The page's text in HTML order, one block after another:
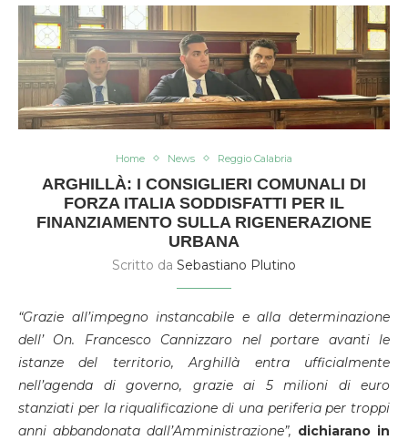
Home News Reggio Calabria
ARGHILLÀ: I CONSIGLIERI COMUNALI DI
FORZA ITALIA SODDISFATTI PER IL
FINANZIAMENTO SULLA RIGENERAZIONE
URBANA
Scritto da Sebastiano Plutino
“Grazie all’impegno instancabile ealla determinazione
dell’ On. Francesco Cannizzaro
nel portare avanti le
istanze del territorio,Arghillà entra ufficialmente
nell’agenda di governo, grazie ai 5 milioni di euro
stanziati per la riqualificazione di una periferia per troppi
anni abbandonata dall’Amministrazione”, dichiarano in